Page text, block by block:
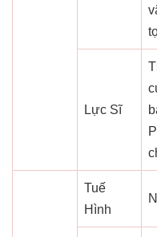
Lực Sĩ
Tuế
Hình